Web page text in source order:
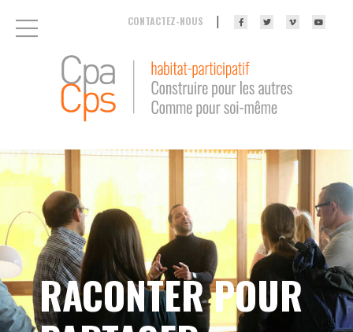
CONTACTEZ-NOUS |
RACONTER POUR